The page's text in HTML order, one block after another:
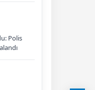
Polis